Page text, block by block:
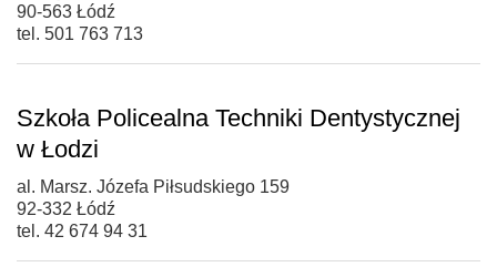
90-563 Łódź
tel. 501 763 713
Szkoła Policealna Techniki Dentystycznej
w Łodzi
al. Marsz. Józefa Piłsudskiego 159
92-332 Łódź
tel. 42 674 94 31